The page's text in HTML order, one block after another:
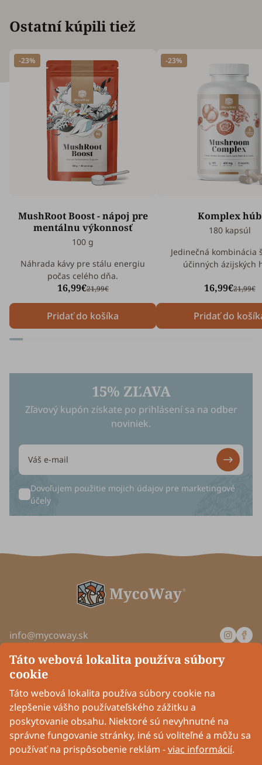
Táto webová lokalita používa súbory
cookie
Táto webová lokalita používa súbory cookie na
zlepšenie vášho používateľského zážitku a
poskytovanie obsahu. Niektoré sú nevyhnutné na
správne fungovanie stránky, iné sú voliteľné a môžu sa
používať na prispôsobenie reklám -viac informácií.
Ostatní kúpili tiež
-23%
MushRoot Boost - nápoj pre
mentálnu výkonnosť
100 g
Náhrada kávy pre stálu energiu
počas celého dňa.
16,99€21,99€
Pridať do košíka
-23%
Komplex húb
180 kapsúl
Jedinečná kombinácia
účinných ázijských
16,99€21,99€
Pridať do
15% ZĽAVA
Zľavový kupón získate po prihlásení sa na odber
noviniek.
Dovoľujem použitie mojich údajov pre marketingové
účely
info@mycoway.sk
Pondelok až štvrtok: od 8:00 do 16:00
Piatok: od 8:00 do 14:00
Spoločnosť
Informácie
Pripoj sa k nám